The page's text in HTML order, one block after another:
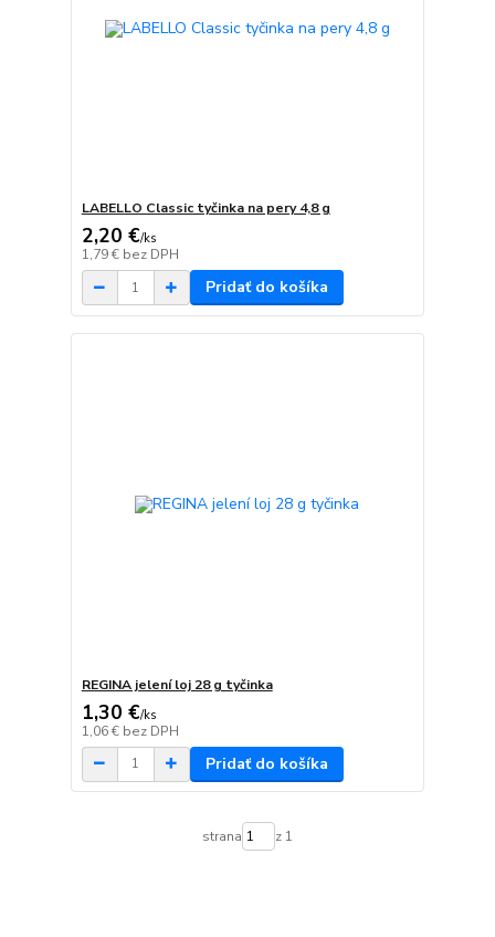
LABELLO Classic tyčinka na pery 4,8 g
2,20 €/ks
1,79 € bez DPH
Pridať do košíka
REGINA jelení loj 28 g tyčinka
1,30 €/ks
1,06 € bez DPH
Pridať do košíka
strana z 1